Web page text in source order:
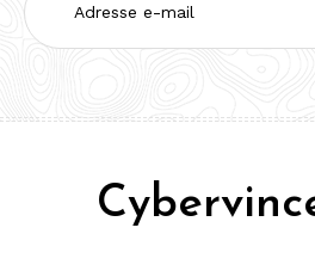
e-
mail